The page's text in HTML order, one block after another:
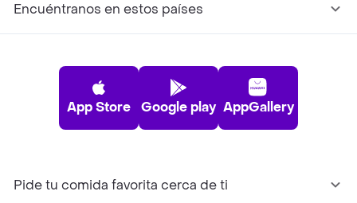
Encuéntranos en estos países
App Store Google play AppGallery
Pide tu comida favorita cerca de ti